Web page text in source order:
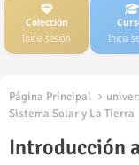
Colección
Inicia sesión Inicia
Página Principal
Sistema Solar y La Tierra
Introducción